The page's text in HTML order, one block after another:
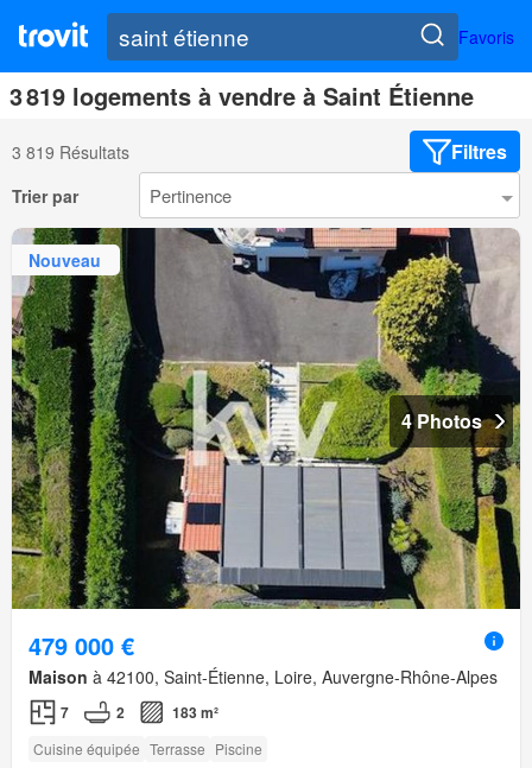
Favoris
3 819 logements à vendre à Saint Étienne
3 819 Résultats Filtres
Trier par
Nouveau
4 Photos
479 000 €
Maison à 42100, Saint-Étienne, Loire, Auvergne-Rhône-Alpes
7 2 183 m²
Cuisine équipée Terrasse Piscine